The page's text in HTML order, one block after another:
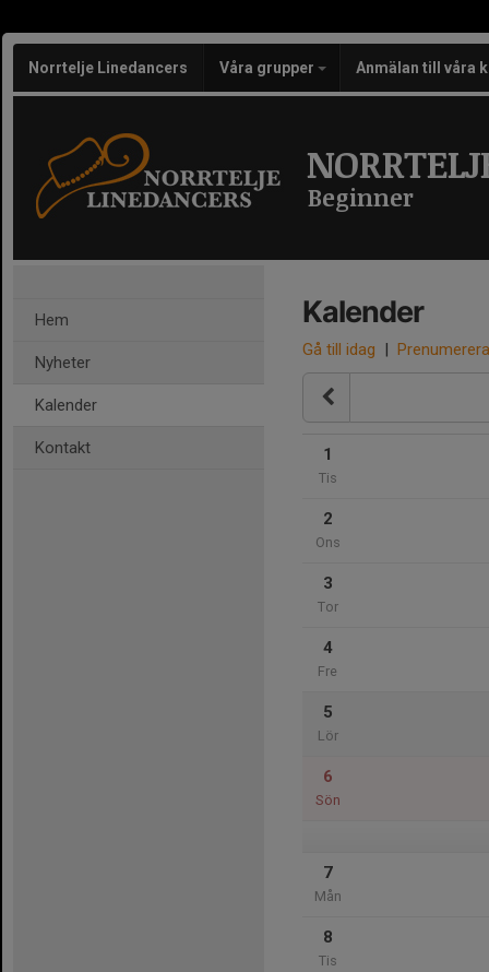
Norrtelje Linedancers Våra grupper Anmälan till våra
Beginner
Hem
Nyheter
Kalender
Kontakt
Kalender
Gå till idag | Prenumerera
1
Tis
2
Ons
3
Tor
4
Fre
5
Lör
6
Sön
7
Mån
8
Tis